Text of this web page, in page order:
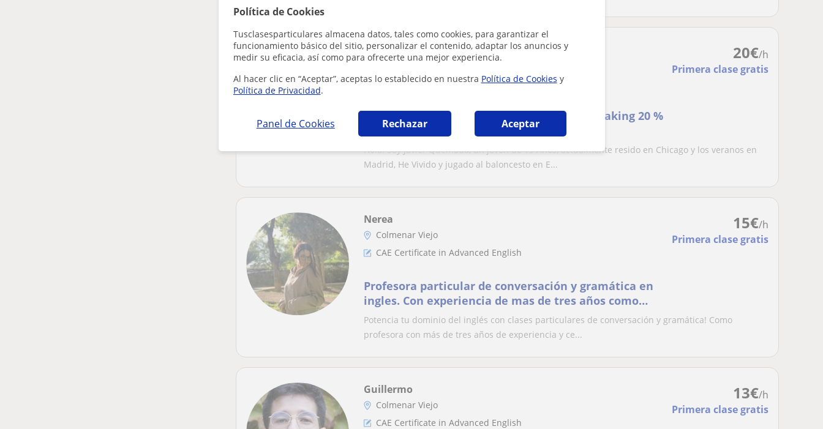
Política de Cookies
Tusclasesparticulares almacena datos, tales como cookies, para garantizar el
funcionamiento básico del sitio, personalizar el contenido, adaptar los anuncios y
medir su eficacia, así como para ofrecerte una mejor experiencia.
Al hacer clic en “Aceptar”, aceptas lo establecido en nuestra Política de Cookies y
Política de Privacidad.
Panel de Cookies Rechazar Aceptar
20€/h
Primera clase gratis
Javier
Guadalix De La Sierra, Navala...
CAE Certificate in Advanced English
Clases de Inglés todos los niveles - 80 % Speaking 20 %
Grammar
Hola! Soy Javier Quemada, un jóven de 19 Años, actualmente resido en Chicago y los veranos en
Madrid, He Vivido y jugado al baloncesto en E...
15€/h
Primera clase gratis
Nerea
Colmenar Viejo
CAE Certificate in Advanced English
Profesora particular de conversación y gramática en
ingles. Con experiencia de mas de tres años como
profesora de inglés
Potencia tu dominio del inglés con clases particulares de conversación y gramática! Como
profesora con más de tres años de experiencia y ce...
13€/h
Primera clase gratis
Guillermo
Colmenar Viejo
CAE Certificate in Advanced English